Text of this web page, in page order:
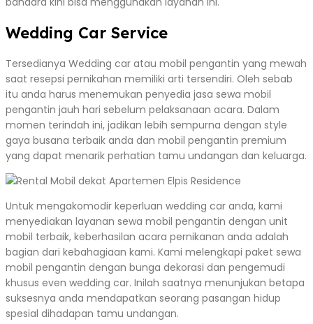
Wedding Car Service
Tersedianya Wedding car atau mobil pengantin yang mewah
saat resepsi pernikahan memiliki arti tersendiri. Oleh sebab
itu anda harus menemukan penyedia jasa sewa mobil
pengantin jauh hari sebelum pelaksanaan acara. Dalam
momen terindah ini, jadikan lebih sempurna dengan style
gaya busana terbaik anda dan mobil pengantin premium
yang dapat menarik perhatian tamu undangan dan keluarga.
Untuk mengakomodir keperluan wedding car anda, kami
menyediakan layanan sewa mobil pengantin dengan unit
mobil terbaik, keberhasilan acara pernikanan anda adalah
bagian dari kebahagiaan kami. Kami melengkapi paket sewa
mobil pengantin dengan bunga dekorasi dan pengemudi
khusus even wedding car. Inilah saatnya menunjukan betapa
suksesnya anda mendapatkan seorang pasangan hidup
spesial dihadapan tamu undangan.